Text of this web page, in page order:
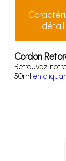
Cordon
Retrouvez
50ml en